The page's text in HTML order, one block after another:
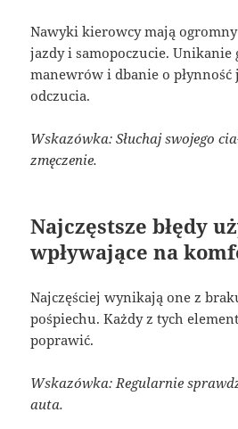
Nawyki kierowcy mają
jazdy i samopoczucie. Unikanie
manewrów i dbanie o płynność
odczucia.
Wskazówka: Słuchaj swojego
zmęczenie.
Najczęstsze błędy
wpływające na
Najczęściej wynikają one z
pośpiechu. Każdy z tych
poprawić.
Wskazówka: Regularnie
auta.